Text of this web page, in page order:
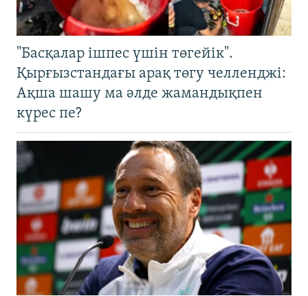
"Басқалар ішпес үшін төгейік".
Қырғызстандағы арақ төгу челленджі:
Ақша шашу ма әлде жамандықпен
күрес пе?